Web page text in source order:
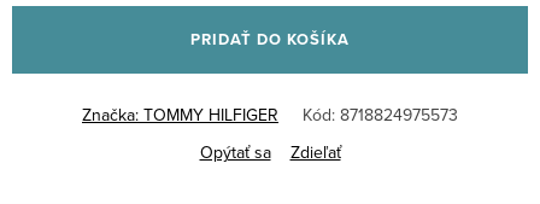
cena:
PRIDAŤ DO KOŠÍKA
Značka: TOMMY HILFIGER Kód: 8718824975573
Opýtať sa
Zdieľať